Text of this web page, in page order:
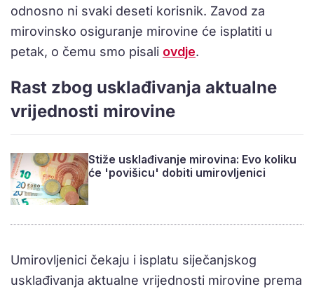
odnosno ni svaki deseti korisnik. Zavod za
mirovinsko osiguranje mirovine će isplatiti u
petak, o čemu smo pisali ovdje.
Rast zbog usklađivanja aktualne
vrijednosti mirovine
Stiže usklađivanje mirovina: Evo koliku
će 'povišicu' dobiti umirovljenici
Umirovljenici čekaju i isplatu siječanjskog
usklađivanja aktualne vrijednosti mirovine prema